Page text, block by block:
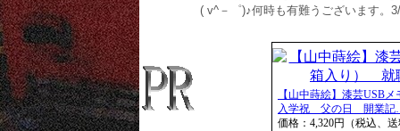
( v^－゜)♪何時も有難うございます。
【山中蒔絵】漆芸USB
入学祝 父の日 開業
価格：4,320円（税込、